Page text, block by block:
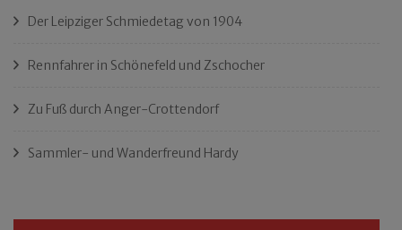
Der Leipziger Schmiedetag von 1904
Rennfahrer in Schönefeld und Zschocher
Zu Fuß durch Anger-Crottendorf
Sammler- und Wanderfreund Hardy